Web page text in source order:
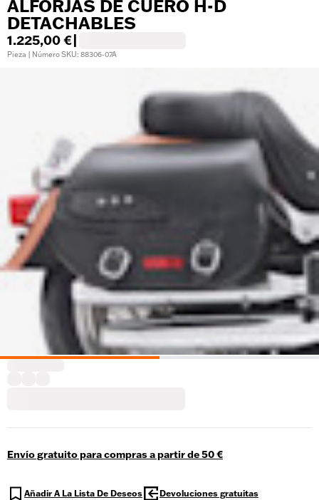
ALFORJAS DE CUERO H-D
DETACHABLES
1.225,00 €
Pieza | Número SKU: 88306-07A
Envío gratuito para compras a partir de 50 €
Añadir A La Lista De Deseos Devoluciones gratuitas